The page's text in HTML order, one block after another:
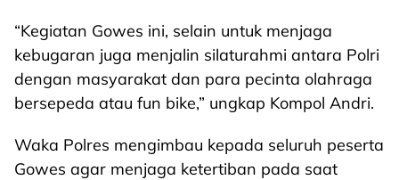
“Kegiatan Gowes ini, selain untuk menjaga
kebugaran juga menjalin silaturahmi antara Polri
dengan masyarakat dan para pecinta olahraga
bersepeda atau fun bike,” ungkap Kompol Andri.
Waka Polres mengimbau kepada seluruh peserta
Gowes agar menjaga ketertiban pada saat